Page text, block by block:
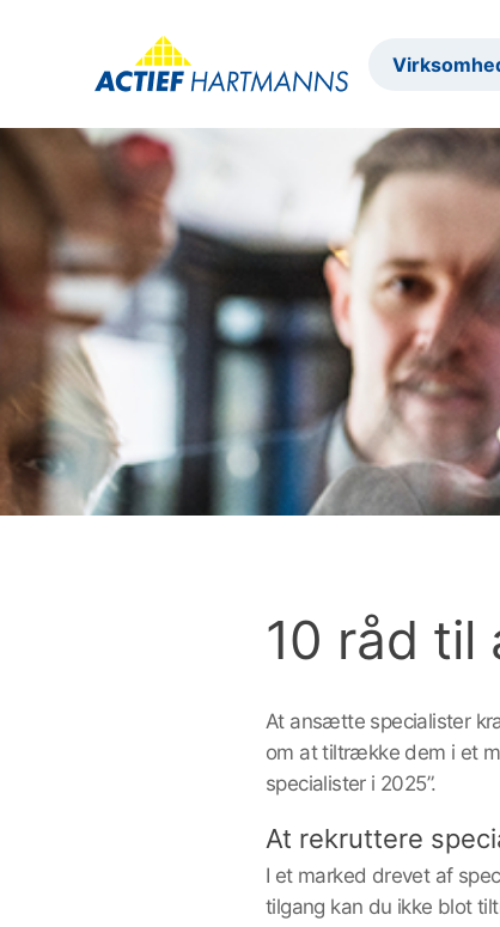
10 råd
At ansætte specialister
om at tiltrække dem i et
specialister i 2025”.
At rekruttere
I et marked drevet af
tilgang kan du ikke blot